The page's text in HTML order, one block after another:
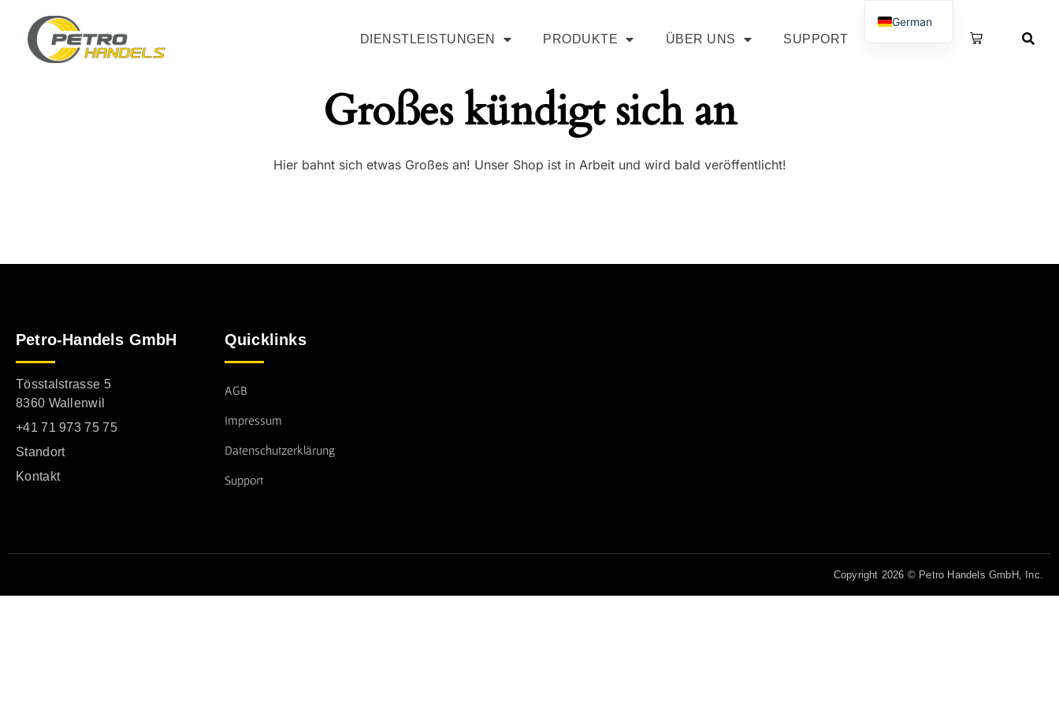
DIENSTLEISTUNGEN PRODUKTE ÜBER UNS SUPPORT
Großes kündigt sich an
Hier bahnt sich etwas Großes an! Unser Shop ist in Arbeit und wird bald veröffentlicht!
Petro-Handels GmbH
Tösstalstrasse 5
8360 Wallenwil
+41 71 973 75 75
Standort
Kontakt
Quicklinks
AGB
Impressum
Datenschutzerklärung
Support
Copyright 2026 © Petro Handels GmbH, Inc.
German